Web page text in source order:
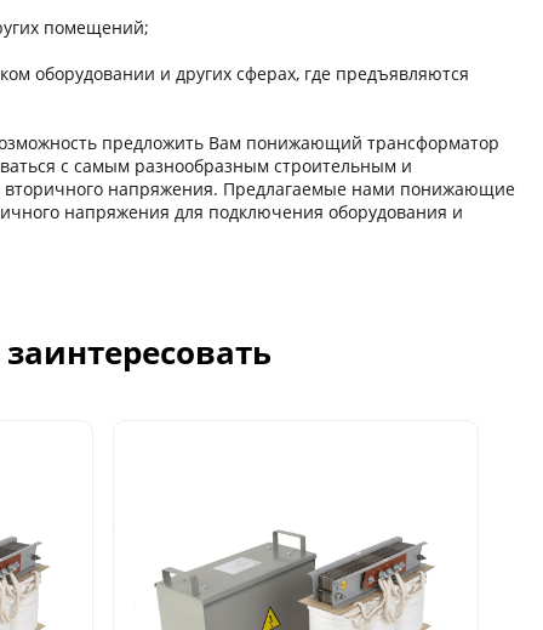
помещений;
оборудовании и других сферaх, где предъявляются
предложить Вам понижающий трансформатор
с самым разнообразным строительным и
вторичного напряжения. Предлагаемые нами понижающие
напряжения для подключения оборудования и